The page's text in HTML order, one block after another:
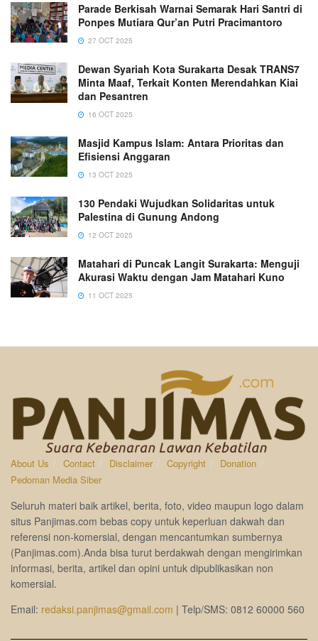
Parade Berkisah Warnai Semarak Hari Santri di
Ponpes Mutiara Qur’an Putri Pracimantoro
27 OCT 2025
Dewan Syariah Kota Surakarta Desak TRANS7
Minta Maaf, Terkait Konten Merendahkan Kiai
dan Pesantren
16 OCT 2025
Masjid Kampus Islam: Antara Prioritas dan
Efisiensi Anggaran
13 OCT 2025
130 Pendaki Wujudkan Solidaritas untuk
Palestina di Gunung Andong
12 OCT 2025
Matahari di Puncak Langit Surakarta: Menguji
Akurasi Waktu dengan Jam Matahari Kuno
11 OCT 2025
About Us Contact Disclaimer Copyright
Donation
Pedoman Media Siber
Seluruh materi baik artikel, berita, foto, video maupun logo dalam
situs Panjimas.com bebas copy untuk keperluan dakwah dan
referensi non-komersial, dengan mencantumkan sumbernya
(Panjimas.com).Anda bisa turut berdakwah dengan mengirimkan
informasi, berita, artikel dan opini untuk dipublikasikan non
komersial.
Email: redaksi.panjimas@gmail.com | Telp/SMS: 0812 60000 560